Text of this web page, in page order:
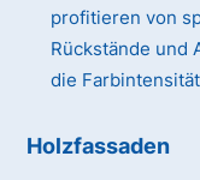
profitieren von
Rückstände und
die
Holzfassaden